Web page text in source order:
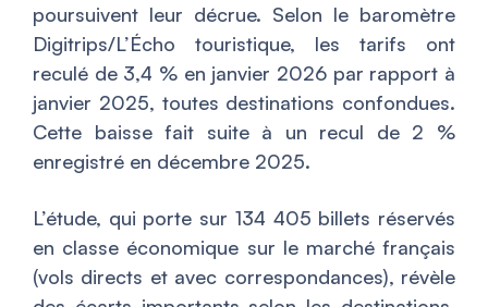
poursuivent leur décrue. Selon le baromètre
Digitrips/L’Écho touristique, les tarifs ont
reculé de 3,4 % en janvier 2026 par rapport à
janvier 2025, toutes destinations confondues.
Cette baisse fait suite à un recul de 2 %
enregistré en décembre 2025.
L’étude, qui porte sur 134 405 billets réservés
en classe économique sur le marché français
(vols directs et avec correspondances), révèle